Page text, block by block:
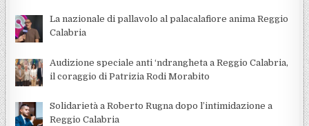
La nazionale di pallavolo al palacalafiore anima Reggio
Calabria
Audizione speciale anti ‘ndrangheta a Reggio Calabria,
il coraggio di Patrizia Rodi Morabito
Solidarietà a Roberto Rugna dopo l’intimidazione a
Reggio Calabria